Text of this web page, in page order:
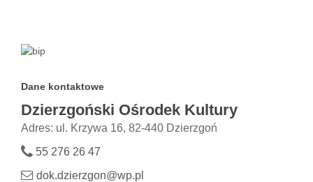
Dane kontaktowe
Dzierzgoński Ośrodek Kultury
Adres: ul. Krzywa 16, 82-440 Dzierzgoń
55 276 26 47
dok.dzierzgon@wp.pl